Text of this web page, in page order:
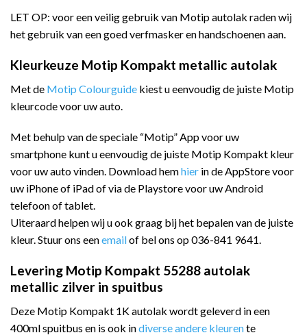
LET OP: voor een veilig gebruik van Motip autolak raden wij
het gebruik van een goed verfmasker en handschoenen aan.
Kleurkeuze Motip Kompakt metallic autolak
Met de Motip Colourguide kiest u eenvoudig de juiste Motip
kleurcode voor uw auto.
Met behulp van de speciale “Motip” App voor uw
smartphone kunt u eenvoudig de juiste Motip Kompakt kleur
voor uw auto vinden. Download hemhier in de AppStore voor
uw iPhone of iPad of via de Playstore voor uw Android
telefoon of tablet.
Uiteraard helpen wij u ook graag bij het bepalen van de juiste
kleur. Stuur ons eenemailof bel ons op 036-841 9641.
Levering Motip Kompakt 55288 autolak
metallic zilver in spuitbus
Deze Motip Kompakt 1K autolak wordt geleverd in een
400ml spuitbus en is ook indiverse andere kleurente